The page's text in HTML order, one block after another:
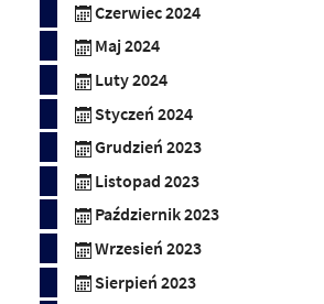
Czerwiec 2024
Maj 2024
Luty 2024
Styczeń 2024
Grudzień 2023
Listopad 2023
Październik 2023
Wrzesień 2023
Sierpień 2023